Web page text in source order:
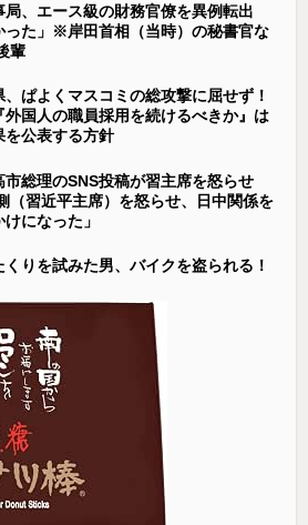
局、エース級の財務官僚を異例転出
った」※岸田首相（当時）の秘書官な
輩
、ぱよくマスコミの総攻撃に屈せず！
外国人の職員採用を続けるべきか』は
を公表する方針
総理のSNS投稿が習主席を怒らせ
（習近平主席）を怒らせ、日中関係を
になった」
くりを試みた男、バイクを盗られる！